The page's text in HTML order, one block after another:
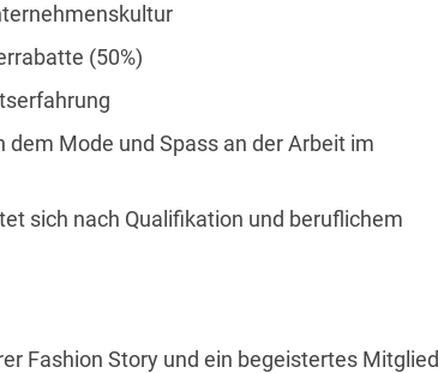
(50%)
dem Mode und Spass an der Arbeit im
sich nach Qualifikation und beruflichem
Fashion Story und ein begeistertes Mitglied